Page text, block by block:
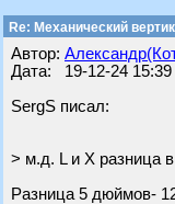
Re: Механический
Автор:
Дата: 19-12-24 15:39
SergS писал:
> м.д. L и X разница
Разница 5 дюймов-